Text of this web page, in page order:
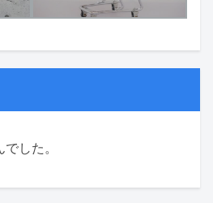
した。